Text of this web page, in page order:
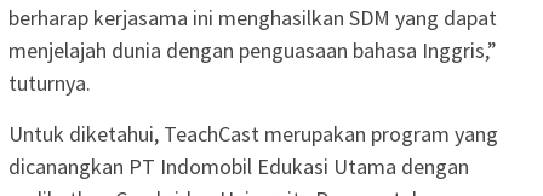
berharap kerjasama ini menghasilkan SDM yang dapat
menjelajah dunia dengan penguasaan bahasa Inggris,”
tuturnya.
Untuk diketahui, TeachCast merupakan program yang
dicanangkan PT Indomobil Edukasi Utama dengan